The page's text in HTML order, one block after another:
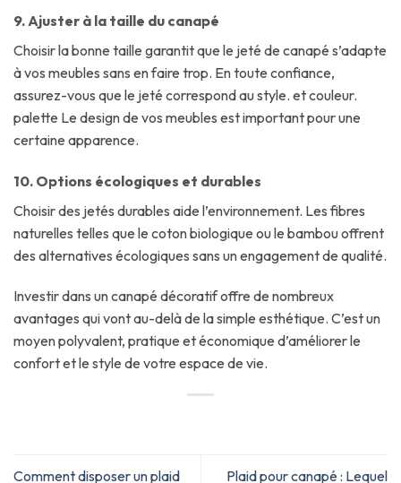
9. Ajuster à la taille du canapé
Choisir la bonne taille garantit que le jeté de canapé s’adapte
à vos meubles sans en faire trop. En toute confiance,
assurez-vous que le jeté correspond au style. et couleur.
palette Le design de vos meubles est important pour une
certaine apparence.
10. Options écologiques et durables
Choisir des jetés durables aide l’environnement. Les fibres
naturelles telles que le coton biologique ou le bambou offrent
des alternatives écologiques sans un engagement de qualité.
Investir dans un canapé décoratif offre de nombreux
avantages qui vont au-delà de la simple esthétique. C’est un
moyen polyvalent, pratique et économique d’améliorer le
confort et le style de votre espace de vie.
Comment disposer un plaid Plaid pour canapé : Lequel